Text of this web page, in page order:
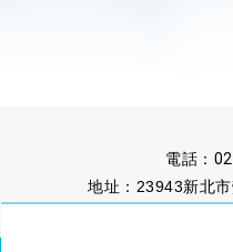
電話：
地址：23943新北